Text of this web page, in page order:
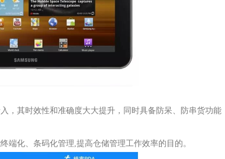
，其时效性和准确度大大提升，同时具备防呆、防串货功能
端化、条码化管理,提高仓储管理工作效率的目的。